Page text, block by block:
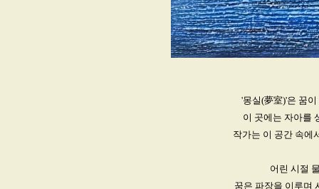
'몽실(夢室)'은 꿈
이 곳에는 자아를
작가는 이 공간 속에
어린 시절
꿈은 파장을 이루며